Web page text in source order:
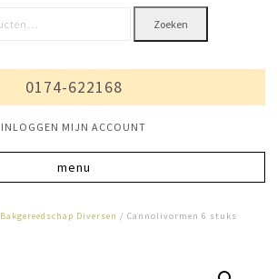
Zoeken
0174-622168
INLOGGEN MIJN ACCOUNT
Bakgereedschap Diversen / Cannolivormen 6 stuks